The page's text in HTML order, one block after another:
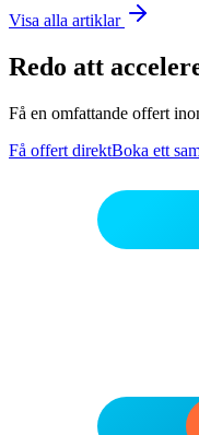
Visa alla artiklar
Redo att
Få en omfattande offert
Få offert direktBoka ett